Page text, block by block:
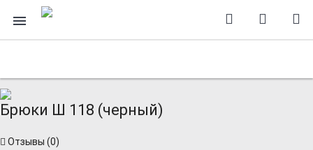
Брюки Ш 118 (черный)
Отзывы (0)